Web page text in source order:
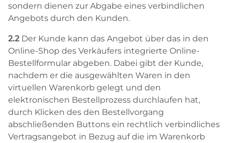
sondern dienen zur Abgabe eines verbindlichen
Angebots durch den Kunden.
2.2 Der Kunde kann das Angebot über das in den
Online-Shop des Verkäufers integrierte Online-
Bestellformular abgeben. Dabei gibt der Kunde,
nachdem er die ausgewählten Waren in den
virtuellen Warenkorb gelegt und den
elektronischen Bestellprozess durchlaufen hat,
durch Klicken des den Bestellvorgang
abschließenden Buttons ein rechtlich verbindliches
Vertragsangebot in Bezug auf die im Warenkorb